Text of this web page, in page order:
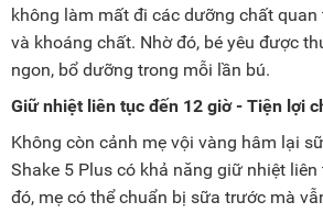
không làm mất đi các dưỡng chất
và khoáng chất. Nhờ đó, bé yêu được
ngon, bổ dưỡng trong mỗi lần bú.
Giữ nhiệt liên tục đến 12 giờ - Tiện lợi
Không còn cảnh mẹ vội vàng hâm lại
Shake 5 Plus có khả năng giữ nhiệt
đó, mẹ có thể chuẩn bị sữa trước mà